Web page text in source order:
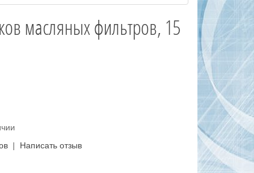
масляных фильтров, 15
| Написать отзыв